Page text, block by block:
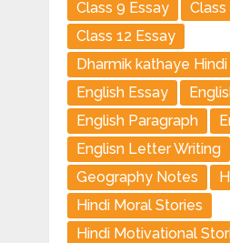
Class 9 Essay
Class
Class 12 Essay
Dharmik kathaye Hindi
English Essay
English Paragraph
Englisn Letter Writing
Geography Notes
Hindi Moral Stories
Hindi Motivational